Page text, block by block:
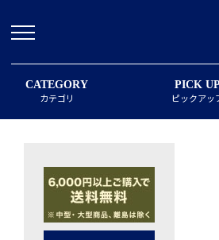
CATEGORY
カテゴリ
PICK UP
ピックアッ